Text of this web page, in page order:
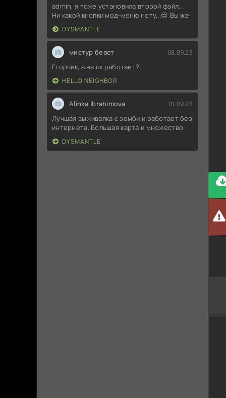
admin, я тоже установила второй файл...
Ни какой кнопки мод-меню нету...😔 Вы же
DYSMANTLE
мистур беаст 08.09.23
Егорчик, а на пк работает?
HELLO NEIGHBOR
Alinka Ibrahimova 01.09.23
Лучшая выживалка с зомби и работает без
интернета. Большая карта и множество
DYSMANTLE